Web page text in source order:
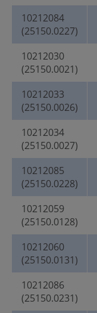
10212084
(25150.0227)
10212030
(25150.0021)
10212033
(25150.0026)
10212034
(25150.0027)
10212085
(25150.0228)
10212059
(25150.0128)
10212060
(25150.0131)
10212086
(25150.0231)